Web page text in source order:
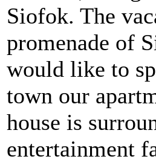
Siofok. The
promenade of
would like to
town our
house is
entertainment